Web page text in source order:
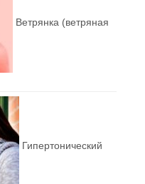
Ветрянка (ветряная
Гипертонический